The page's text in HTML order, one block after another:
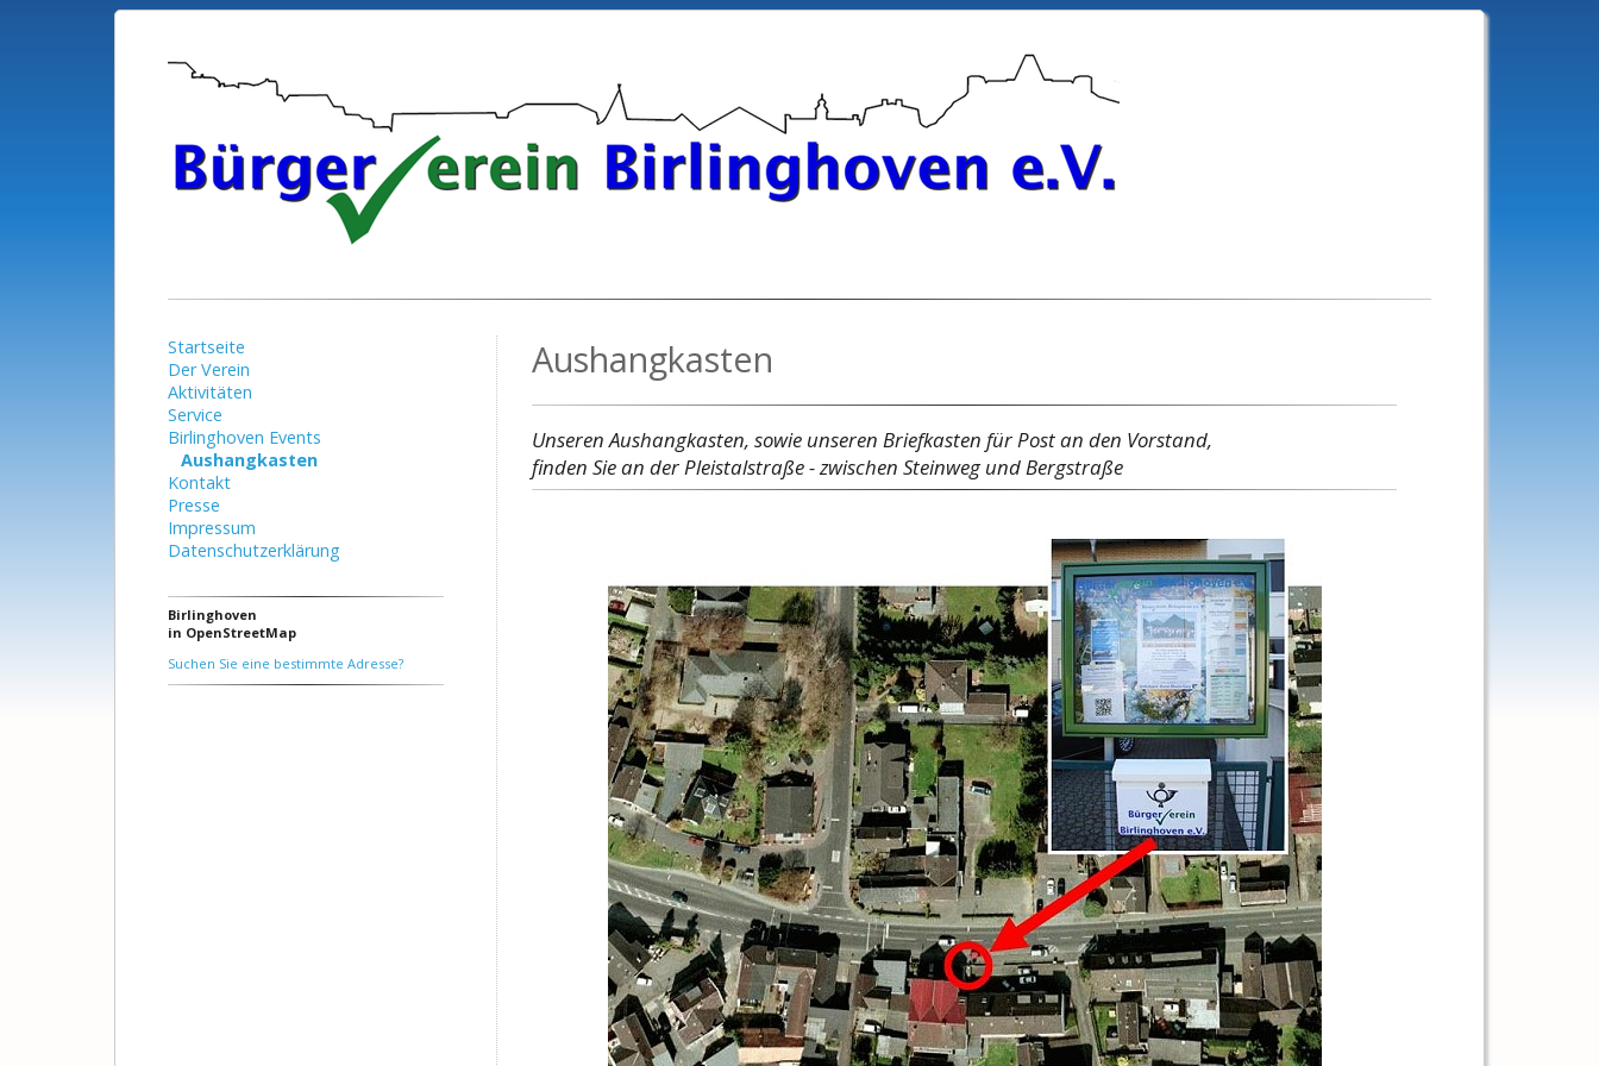
Startseite
Der Verein
Aktivitäten
Service
Birlinghoven Events
Aushangkasten
Kontakt
Presse
Impressum
Datenschutzerklärung
Birlinghoven
in OpenStreetMap
Suchen Sie eine bestimmte Adresse?
Aushangkasten
Unseren Aushangkasten, sowie unseren Briefkasten für Post an den Vorstand,
finden Sie an der Pleistalstraße - zwischen Steinweg und Bergstraße